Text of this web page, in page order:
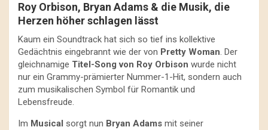
Roy Orbison, Bryan Adams & die Musik, die
Herzen höher schlagen lässt
Kaum ein Soundtrack hat sich so tief ins kollektive
Gedächtnis eingebrannt wie der von Pretty Woman. Der
gleichnamige Titel-Song von Roy Orbison wurde nicht
nur ein Grammy-prämierter Nummer-1-Hit, sondern auch
zum musikalischen Symbol für Romantik und
Lebensfreude.
Im Musical sorgt nun Bryan Adams mit seiner